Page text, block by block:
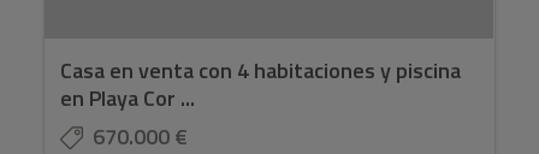
Casa en venta con 4 habitaciones y piscina
en Playa Cor ...
670.000 €